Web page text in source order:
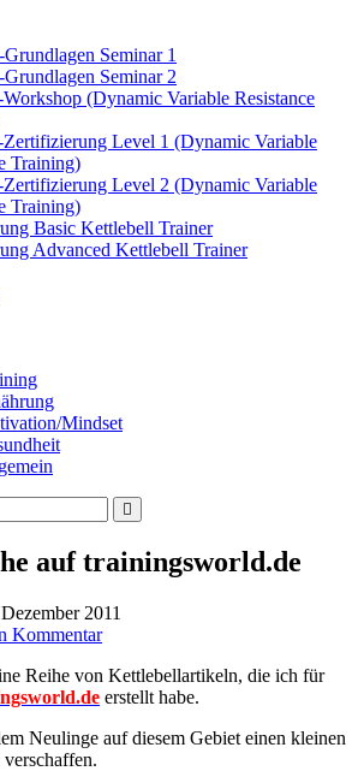
Seminar 1
Seminar 2
(Dynamic Variable Resistance
Level 1 (Dynamic Variable
Training)
Level 2 (Dynamic Variable
Training)
Basic Kettlebell Trainer
Advanced Kettlebell Trainer
Mindset
auf trainingsworld.de
2011
Kommentar
Reihe von Kettlebellartikeln, die ich für
erstellt habe.
Neulinge auf diesem Gebiet einen kleinen